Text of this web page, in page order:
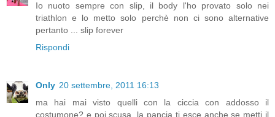
Io nuoto sempre con slip, il body l'ho provato solo nei
triathlon e lo metto solo perchè non ci sono alternative
pertanto ... slip forever
Rispondi
Only 20 settembre, 2011 16:13
ma hai mai visto quelli con la ciccia con addosso il
costumone? e poi scusa, la pancia ti esce anche se metti il